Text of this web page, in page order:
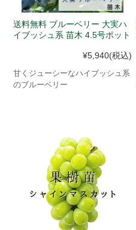
送料無料 ブルーベリー 大実ハ
イブッシュ系 苗木 4.5号ポット
¥5,940(税込)
甘くジューシーなハイブッシュ系
のブルーベリー